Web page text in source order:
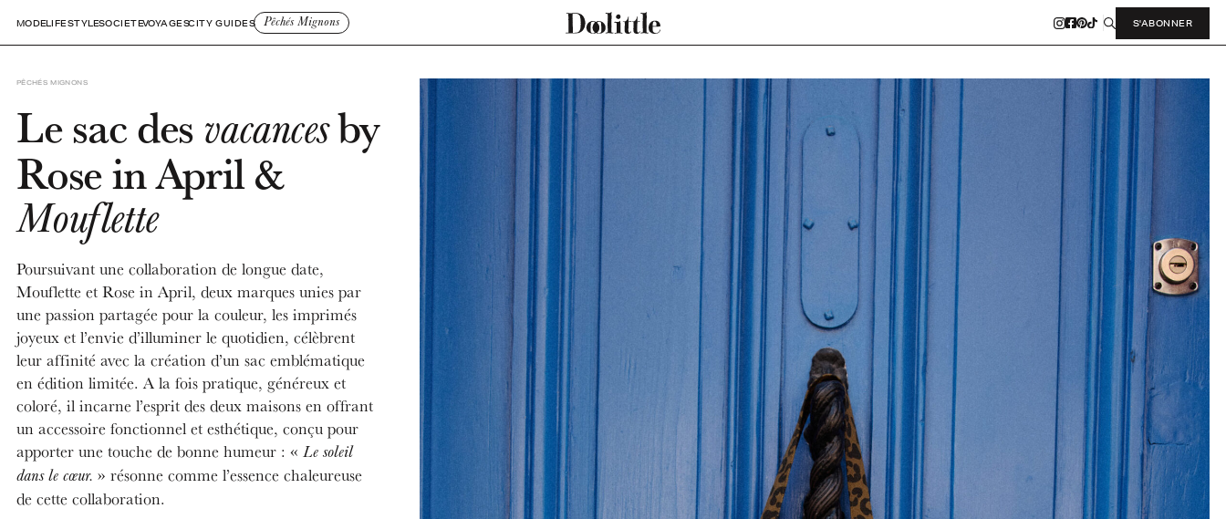
MODELIFESTYLESOCIETEVOYAGESCITY GUIDES Pêchés Mignons S'ABONNER
PÊCHÉS MIGNONS
Le sac des vacancesby
Rose in April &
Mouflette
Poursuivant une collaboration de longue date,
Mouflette et Rose in April, deux marques unies par
une passion partagée pour la couleur, les imprimés
joyeux et l’envie d’illuminer le quotidien, célèbrent
leur affinité avec la création d’un sac emblématique
en édition limitée. A la fois pratique, généreux et
coloré, il incarne l’esprit des deux maisons en offrant
un accessoire fonctionnel et esthétique, conçu pour
apporter une touche de bonne humeur : « Le soleil
dans le cœur. » résonne comme l’essence chaleureuse
de cette collaboration.